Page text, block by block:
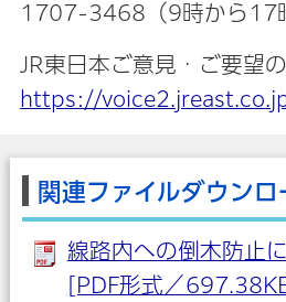
1707-3468（9時から17
JR東日本ご意見・ご要望
https://
関連ファイルダウンロ
線路内への倒木防止
[PDF形式／